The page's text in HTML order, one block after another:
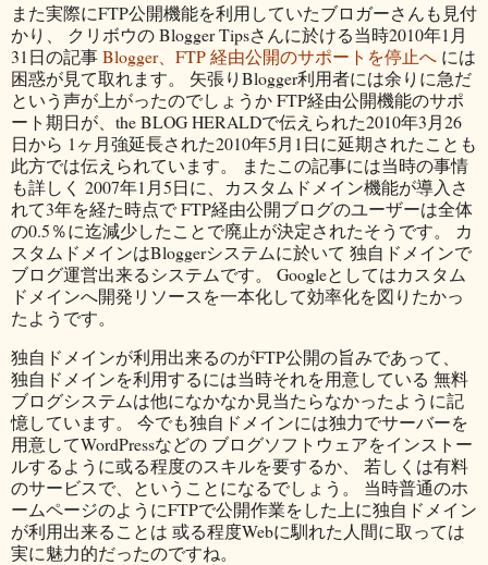
また実際にFTP公開機能を利用していたブロガーさんも見付
かり、 クリボウの Blogger Tipsさんに於ける当時2010年1月
31日の記事Blogger、FTP 経由公開のサポートを停止へ には
困惑が見て取れます。 矢張りBlogger利用者には余りに急だ
という声が上がったのでしょうか FTP経由公開機能のサポ
ート期日が、the BLOG HERALDで伝えられた2010年3月26
日から 1ヶ月強延長された2010年5月1日に延期されたことも
此方では伝えられています。 またこの記事には当時の事情
も詳しく 2007年1月5日に、カスタムドメイン機能が導入さ
れて3年を経た時点で FTP経由公開ブログのユーザーは全体
の0.5％に迄減少したことで廃止が決定されたそうです。 カ
スタムドメインはBloggerシステムに於いて 独自ドメインで
ブログ運営出来るシステムです。 Googleとしてはカスタム
ドメインへ開発リソースを一本化して効率化を図りたかっ
たようです。
独自ドメインが利用出来るのがFTP公開の旨みであって、
独自ドメインを利用するには当時それを用意している 無料
ブログシステムは他になかなか見当たらなかったように記
憶しています。 今でも独自ドメインには独力でサーバーを
用意してWordPressなどの ブログソフトウェアをインストー
ルするように或る程度のスキルを要するか、 若しくは有料
のサービスで、ということになるでしょう。 当時普通のホ
ームページのようにFTPで公開作業をした上に独自ドメイン
が利用出来ることは 或る程度Webに馴れた人間に取っては
実に魅力的だったのですね。